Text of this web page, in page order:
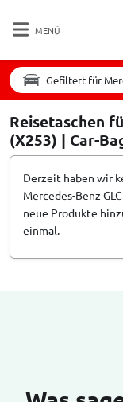
MENÜ
Gefiltert für
Reisetaschen
(X253) | Car-
Derzeit haben wir
Mercedes-Benz
neue Produkte
einmal.